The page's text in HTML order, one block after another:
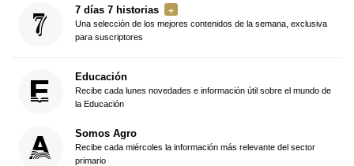
7 días 7 historias
Una selección de los mejores contenidos de la semana, exclusiva
para suscriptores
Educación
Recibe cada lunes novedades e información útil sobre el mundo de
la Educación
Somos Agro
Recibe cada miércoles la información más relevante del sector
primario